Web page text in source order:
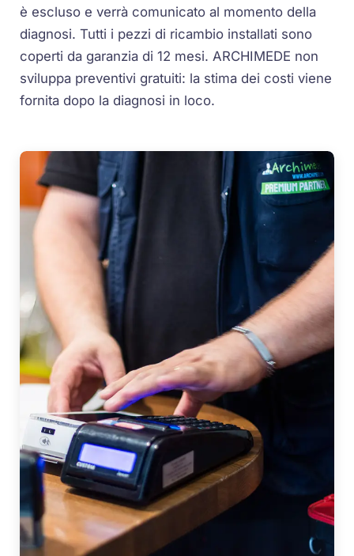
è escluso e verrà comunicato al momento della
diagnosi. Tutti i pezzi di ricambio installati sono
coperti da garanzia di 12 mesi. ARCHIMEDE non
sviluppa preventivi gratuiti: la stima dei costi viene
fornita dopo la diagnosi in loco.